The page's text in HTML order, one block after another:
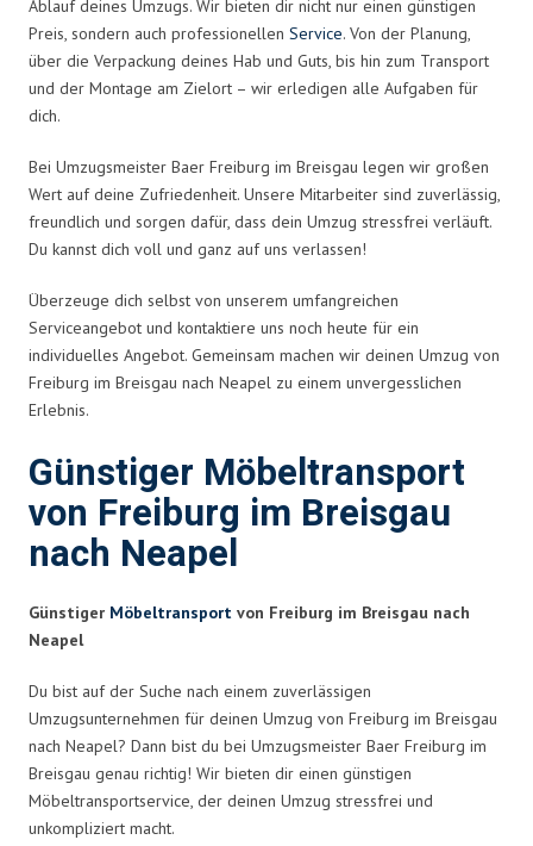
Ablauf deines Umzugs. Wir bieten dir nicht nur einen günstigen
Preis, sondern auch professionellen Service. Von der Planung,
über die Verpackung deines Hab und Guts, bis hin zum Transport
und der Montage am Zielort – wir erledigen alle Aufgaben für
dich.
Bei Umzugsmeister Baer Freiburg im Breisgau legen wir großen
Wert auf deine Zufriedenheit. Unsere Mitarbeiter sind zuverlässig,
freundlich und sorgen dafür, dass dein Umzug stressfrei verläuft.
Du kannst dich voll und ganz auf uns verlassen!
Überzeuge dich selbst von unserem umfangreichen
Serviceangebot und kontaktiere uns noch heute für ein
individuelles Angebot. Gemeinsam machen wir deinen Umzug von
Freiburg im Breisgau nach Neapel zu einem unvergesslichen
Erlebnis.
Günstiger Möbeltransport
von Freiburg im Breisgau
nach Neapel
Günstiger Möbeltransport von Freiburg im Breisgau nach
Neapel
Du bist auf der Suche nach einem zuverlässigen
Umzugsunternehmen für deinen Umzug von Freiburg im Breisgau
nach Neapel? Dann bist du bei Umzugsmeister Baer Freiburg im
Breisgau genau richtig! Wir bieten dir einen günstigen
Möbeltransportservice, der deinen Umzug stressfrei und
unkompliziert macht.